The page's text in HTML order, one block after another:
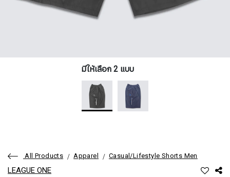
มีให้เลือก 2 แบบ
All Products Apparel Casual/Lifestyle Shorts Men
LEAGUE ONE